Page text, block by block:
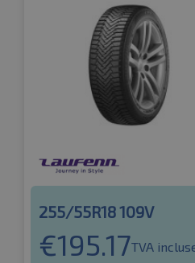
255/55R18 109V
€195.17TVA